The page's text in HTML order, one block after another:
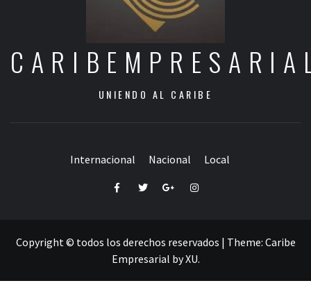
UNIENDO AL CARIBE
Internacional Nacional Local
FacebookTwitterGoogle+Instagram
Copyright © todos los derechos reservados | Theme: Caribe
Empresarial byXU.